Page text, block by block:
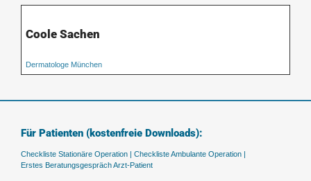
Coole Sachen
Dermatologe München
Für Patienten (kostenfreie Downloads):
Checkliste Stationäre Operation | Checkliste Ambulante Operation |
Erstes Beratungsgespräch Arzt-Patient